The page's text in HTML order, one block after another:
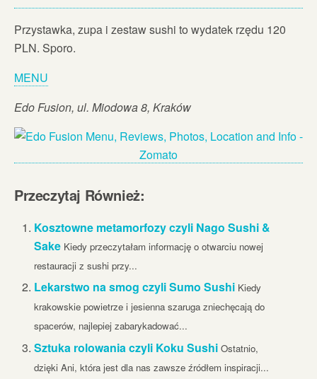
Przystawka, zupa i zestaw sushi to wydatek rzędu 120
PLN. Sporo.
MENU
Edo Fusion, ul. Miodowa 8, Kraków
Przeczytaj Również:
Kosztowne metamorfozy czyli Nago Sushi &
Sake Kiedy przeczytałam informację o otwarciu nowej
restauracji z sushi przy...
Lekarstwo na smog czyli Sumo Sushi Kiedy
krakowskie powietrze i jesienna szaruga zniechęcają do
spacerów, najlepiej zabarykadować...
Sztuka rolowania czyli Koku Sushi Ostatnio,
dzięki Ani, która jest dla nas zawsze źródłem inspiracji...